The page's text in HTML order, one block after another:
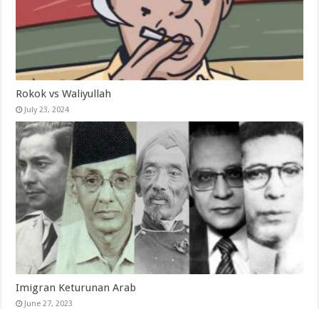
Rokok vs Waliyullah
July 23, 2024
Imigran Keturunan Arab
June 27, 2023